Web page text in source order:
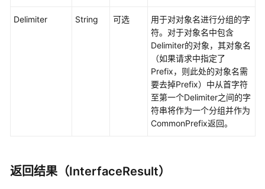
版
Delimiter String 可选
用于对对象名进行分组的字
符。对于对象名中包含
Delimiter的对象，其对象名
（如果请求中指定了
Prefix，则此处的对象名需
要去掉Prefix）中从首字符
至第一个Delimiter之间的字
符串将作为一个分组并作为
CommonPrefix返回。
返回结果（InterfaceResult）